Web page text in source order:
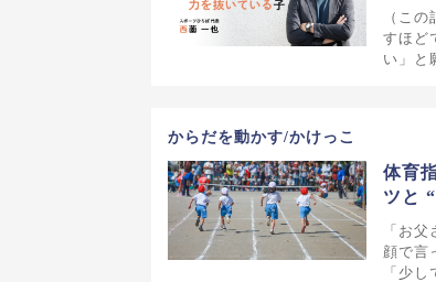
（こ
すほど
い」と
からだを動かす/かけっこ
体育
ツと
「お
顔で言
「少